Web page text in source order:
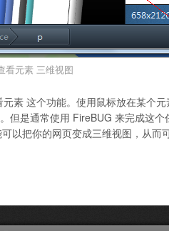
看元素 三维视图
素 这个功能。使用鼠标放在某个
但是通常使用 FireBUG 来完成这
以把你的网页变成三维视图，从而